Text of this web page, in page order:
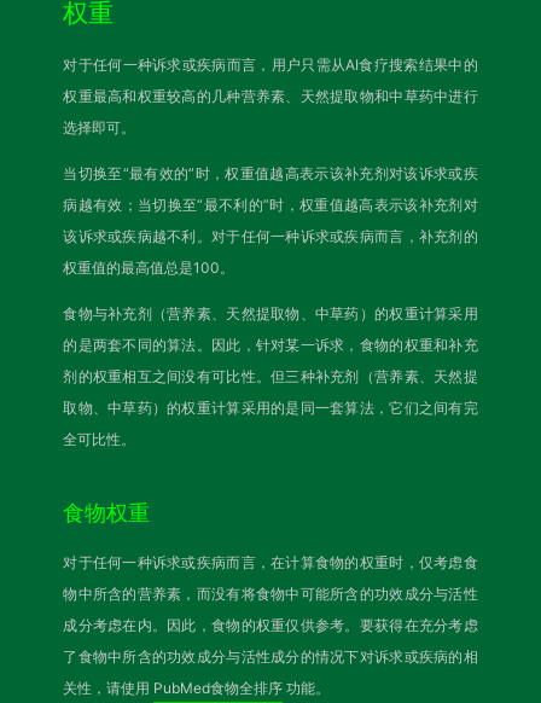
权重
对于任何一种诉求或疾病而言，用户只需从AI食疗搜索结果中的
权重最高和权重较高的几种营养素、天然提取物和中草药中进行
选择即可。
当切换至“最有效的”时，权重值越高表示该补充剂对该诉求或疾
病越有效；当切换至“最不利的”时，权重值越高表示该补充剂对
该诉求或疾病越不利。对于任何一种诉求或疾病而言，补充剂的
权重值的最高值总是100。
食物与补充剂（营养素、天然提取物、中草药）的权重计算采用
的是两套不同的算法。因此，针对某一诉求，食物的权重和补充
剂的权重相互之间没有可比性。但三种补充剂（营养素、天然提
取物、中草药）的权重计算采用的是同一套算法，它们之间有完
全可比性。
食物权重
对于任何一种诉求或疾病而言，在计算食物的权重时，仅考虑食
物中所含的营养素，而没有将食物中可能所含的功效成分与活性
成分考虑在内。因此，食物的权重仅供参考。要获得在充分考虑
了食物中所含的功效成分与活性成分的情况下对诉求或疾病的相
关性，请使用 PubMed食物全排序 功能。